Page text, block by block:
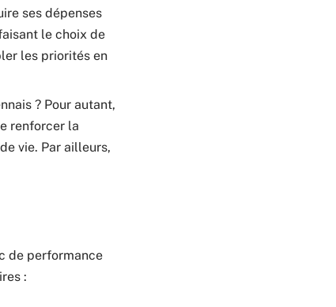
ses dépenses
le choix de
les priorités en
? Pour autant,
renforcer la
vie. Par ailleurs,
de performance
: